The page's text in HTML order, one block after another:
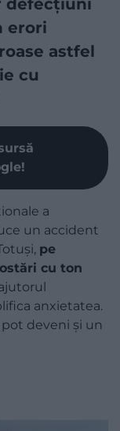
erori
astfel
cu
a
un accident
pe
cu ton
anxietatea.
deveni și un